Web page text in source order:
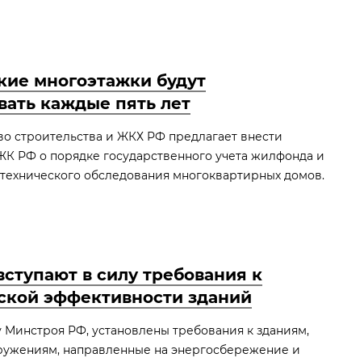
многоэтажки будут
каждые пять лет
строительства и ЖКХ РФ предлагает внести
РФ о порядке государственного учета жилфонда и
обследования многоквартирных домов.
в силу требования к
эффективности зданий
Минстроя РФ, установлены требования к зданиям,
направленные на энергосбережение и